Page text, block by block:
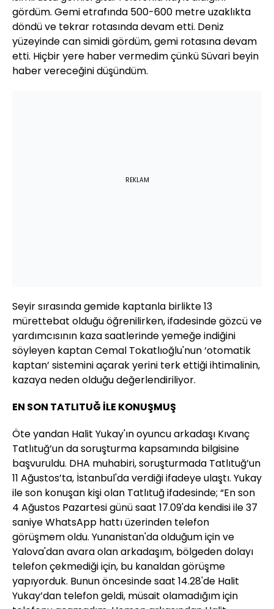
gördüm. Gemi etrafında 500-600 metre uzaklıkta
döndü ve tekrar rotasında devam etti. Deniz
yüzeyinde can simidi gördüm, gemi rotasına devam
etti. Hiçbir yere haber vermedim çünkü Süvari beyin
haber vereceğini düşündüm.
REKLAM
Seyir sırasında gemide kaptanla birlikte 13
mürettebat olduğu öğrenilirken, ifadesinde gözcü ve
yardımcısının kaza saatlerinde yemeğe indiğini
söyleyen kaptan Cemal Tokatlıoğlu'nun ‘otomatik
kaptan’ sistemini açarak yerini terk ettiği ihtimalinin,
kazaya neden olduğu değerlendiriliyor.
EN SON TATLITUĞ İLE KONUŞMUŞ
Öte yandan Halit Yukay'ın oyuncu arkadaşı Kıvanç
Tatlıtuğ’un da soruşturma kapsamında bilgisine
başvuruldu. DHA muhabiri, soruşturmada Tatlıtuğ’un
11 Ağustos’ta, İstanbul'da verdiği ifadeye ulaştı. Yukay
ile son konuşan kişi olan Tatlıtuğ ifadesinde; “En son
4 Ağustos Pazartesi günü saat 17.09'da kendisi ile 37
saniye WhatsApp hattı üzerinden telefon
görüşmem oldu. Yunanistan'da olduğum için ve
Yalova'dan avara olan arkadaşım, bölgeden dolayı
telefon çekmediği için, bu kanaldan görüşme
yapıyorduk. Bunun öncesinde saat 14.28'de Halit
Yukay’dan telefon geldi, müsait olamadığım için